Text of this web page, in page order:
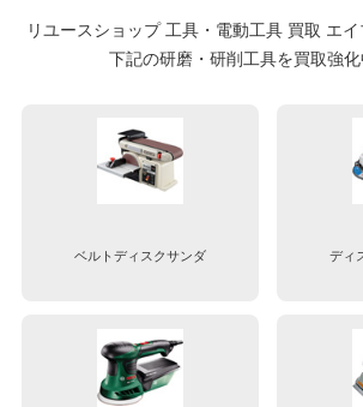
リユースショップ 工具・電動工具 買取 エ
下記の研磨・研削工具を買取強化
ベルトディスクサンダ ディ